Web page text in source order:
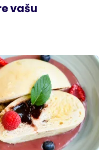
vašu